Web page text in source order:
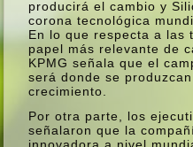
producirá el cambio y
corona tecnológica
En lo que respecta a las
papel más relevante de
KPMG señala que el
será donde se
crecimiento.
Por otra parte, los
señalaron que la